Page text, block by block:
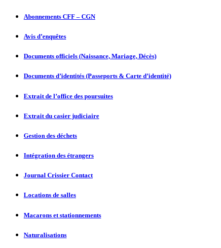
Abonnements CFF – CGN
Avis d’enquêtes
Documents officiels (Naissance, Mariage, Décès)
Documents d’identités (Passeports & Carte d’identité)
Extrait de l’office des poursuites
Extrait du casier judiciaire
Gestion des déchets
Intégration des étrangers
Journal Crissier Contact
Locations de salles
Macarons et stationnements
Naturalisations